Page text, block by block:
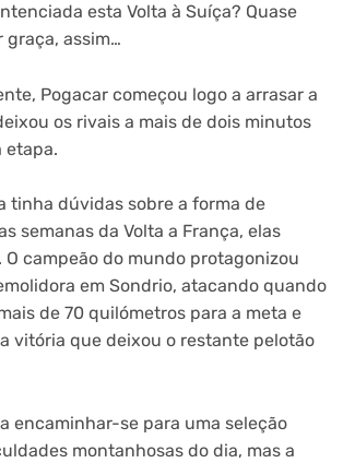
esta Volta à Suíça? Quase
graça, assim…
Pogacar começou logo a arrasar a
os rivais a mais de dois minutos
etapa.
tinha dúvidas sobre a forma de
semanas da Volta a França, elas
O campeão do mundo protagonizou
em Sondrio, atacando quando
de 70 quilómetros para a meta e
vitória que deixou o restante pelotão
encaminhar-se para uma seleção
montanhosas do dia, mas a